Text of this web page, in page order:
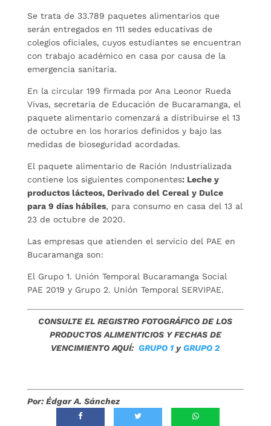
Se trata de 33.789 paquetes alimentarios que
serán entregados en 111 sedes educativas de
colegios oficiales, cuyos estudiantes se encuentran
con trabajo académico en casa por causa de la
emergencia sanitaria.
En la circular 199 firmada por Ana Leonor Rueda
Vivas, secretaria de Educación de Bucaramanga, el
paquete alimentario comenzará a distribuirse el 13
de octubre en los horarios definidos y bajo las
medidas de bioseguridad acordadas.
El paquete alimentario de Ración Industrializada
contiene los siguientes componentes: Leche y
productos lácteos, Derivado del Cereal y Dulce
para 9 días hábiles, para consumo en casa del 13 al
23 de octubre de 2020.
Las empresas que atienden el servicio del PAE en
Bucaramanga son:
El Grupo 1. Unión Temporal Bucaramanga Social
PAE 2019 y Grupo 2. Unión Temporal SERVIPAE.
CONSULTE EL REGISTRO FOTOGRÁFICO DE LOS
PRODUCTOS ALIMENTICIOS Y FECHAS DE
VENCIMIENTO AQUÍ:GRUPO 1 yGRUPO 2
Por: Édgar A. Sánchez